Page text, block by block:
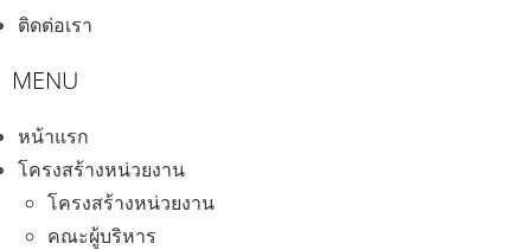
ติดต่อเรา
หน้าแรก
โครงสร้างหน่วยงาน
โครงสร้างหน่วยงาน
คณะผู้บริหาร